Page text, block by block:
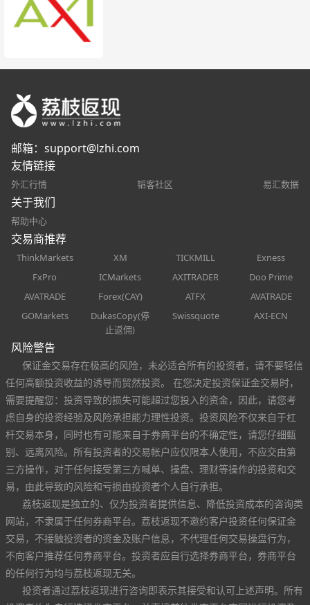
邮箱： support@lzhi.com
友情链接
外汇行情 韬客社区 易汇数据
关于我们
帮助中心
交易商推荐
ThinkMarkets XM TICKMILL
Exness
FxPro
ICMarkets AXITRADER
Doo Prime
AVATRADE
Forex(CAY) ATFX
AVATRADE
GOMarkets
DukasCopy(停
止返佣)
Swissquote AXI-ECN
风险警告
保证金交易存在极高的风险，未必适合所有的投资者，请不要轻信
任何高额投资收益的诱导而贸然投资。 在您决定投资保证金交易时，
需要提醒您：投资导致的损失可能超过您投入的资金，因此，请您考
虑自身的投资经验及风险承担能力理性投资。投资风险不仅来自于杠
杆交易本身，同时也有可能来自于券商平台的不确定性，请您仔细甄
别、远离风险。所有投资者的交易帐户应仅限本人使用，不应交由第
三方操作，对于任何接受第三方喊单、操盘、理财等操作的投资和交
易，由此导致的风险和亏损由投资者个人自行承担。
荔枝返现是独立的、仅为投资者提供信息、降低投资成本的咨询类
网站，不隶属于任何券商平台。荔枝返现不邀约客户投资任何保证金
交易，不接触投资者的资金及账户信息，不代理任何交易操盘行为，
不向客户推荐任何券商平台。投资者应自行选择券商平台，券商平台
的任何行为均与荔枝返现无关。
投资者通过荔枝返现进行咨询即表示其接受和认可上述声明。所有